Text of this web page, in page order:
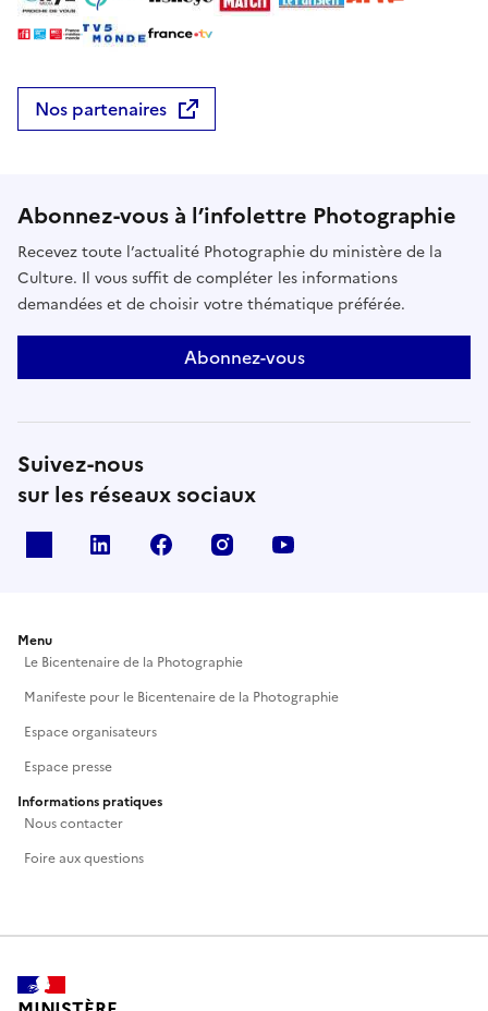
Nos partenaires
Abonnez-vous à l’infolettre Photographie
Recevez toute l’actualité Photographie du ministère de la
Culture. Il vous suffit de compléter les informations
demandées et de choisir votre thématique préférée.
Abonnez-vous
Suivez-nous
sur les réseaux sociaux
Linkedin Facebook Instagram
Menu
Le Bicentenaire de la Photographie
Manifeste pour le Bicentenaire de la Photographie
Espace organisateurs
Espace presse
Informations pratiques
Nous contacter
Foire aux questions